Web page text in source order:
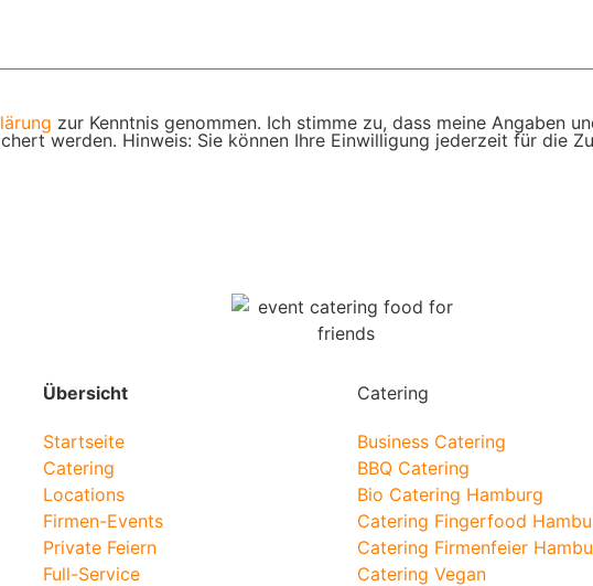
zur Kenntnis genommen. Ich stimme zu, dass meine Angaben
werden. Hinweis: Sie können Ihre Einwilligung jederzeit für die
Übersicht
Startseite
Catering
Locations
Firmen-Events
Private Feiern
Full-Service
Catering
Business Catering
BBQ Catering
Bio Catering Hamburg
Catering Fingerfood
Catering Firmenfeier
Catering Vegan